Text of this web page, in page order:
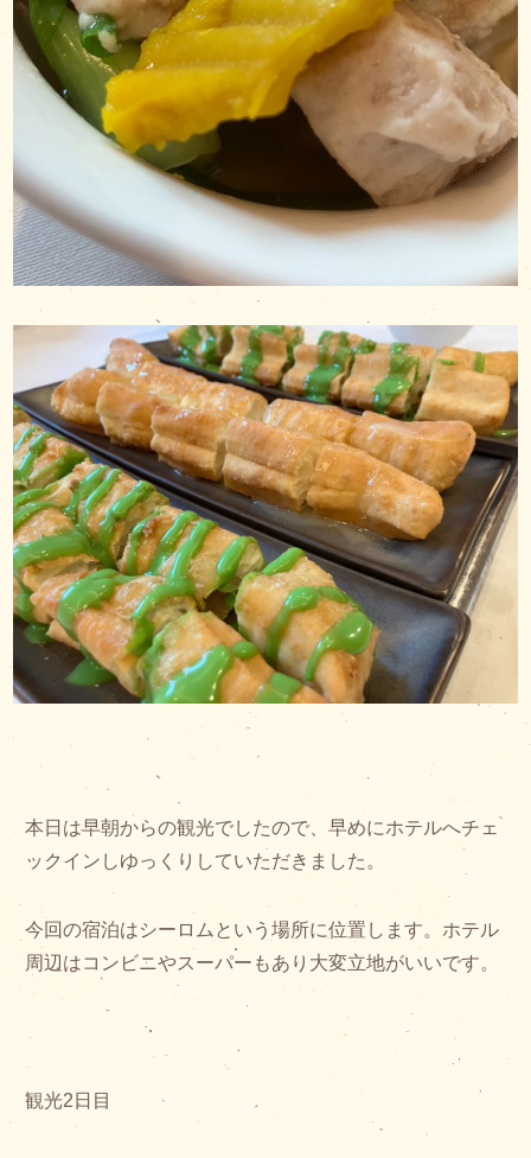
本日は早朝からの観光でしたので、早めにホテルへチェ
ックインしゆっくりしていただきました。
今回の宿泊はシーロムという場所に位置します。ホテル
周辺はコンビニやスーパーもあり大変立地がいいです。
観光2日目